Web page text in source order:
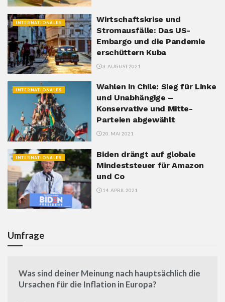
INTERNATIONALES
Wirtschaftskrise und
Stromausfälle: Das US-
Embargo und die Pandemie
erschüttern Kuba
3. AUGUST 2021
INTERNATIONALES
Wahlen in Chile: Sieg für Linke
und Unabhängige –
Konservative und Mitte-
Parteien abgewählt
20. MAI 2021
INTERNATIONALES
Biden drängt auf globale
Mindeststeuer für Amazon
und Co
14. APRIL 2021
Umfrage
Was sind deiner Meinung nach hauptsächlich die
Ursachen für die Inflation in Europa?